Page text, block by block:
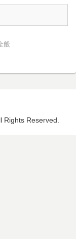
般
Reserved.